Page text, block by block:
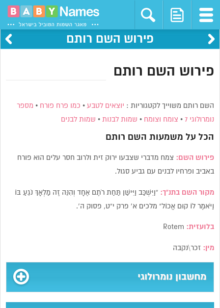
פירוש השם רותם
פירוש השם רותם
השם רותם משוייך לקטגוריות : יוצאים לטבע • כמו פרח פורח • מספר
נומרולוגי 7 • צומח וצומח • שמות לבנות • שמות לבנים
הכל על משמעות השם רותם
פירוש השם: צמח מדברי שצבעו ירוק זית ולרוב חסר עלים הוא פורח
באביב ופרחיו לבנים עם גביע סגול.
מקור השם בתנ”ך:“וַיִּשְׁכַּב וַיִּישַׁן תַּחַת רֹתֶם אֶחָד וְהִנֵּה זֶה מַלְאָךְ נֹגֵעַ בּוֹ
וַיֹּאמֶר לוֹ קוּם אֱכוֹל” מלכים א’ פרק י”ט, פסוק ה’.
בלועזית:
מין: זכר\נקבה
מחשבון נומרולוגי